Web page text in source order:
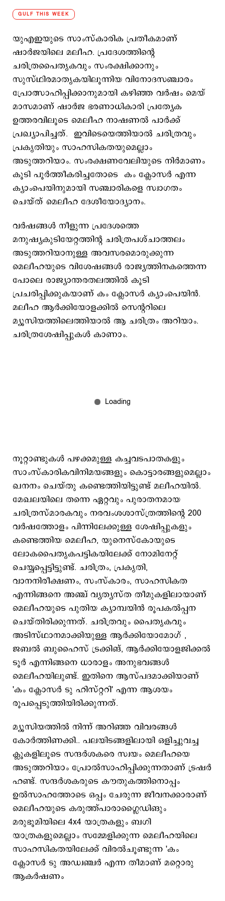
GULF THIS WEEK
യുഎഇയുടെ സാംസ്കാരിക പ്രതീകമാണ്
ഷാർജയിലെ മലീഹ. പ്രദേശത്തിന്റെ
ചരിത്രപൈതൃകവും സംരക്ഷിക്കാനും
സുസ്ഥിരമാതൃകയിലൂന്നിയ വിനോദസഞ്ചാരം
പ്രോത്സാഹിപ്പിക്കാനുമായി കഴിഞ്ഞ വർഷം മെയ്
മാസമാണ് ഷാർജ ഭരണാധികാരി പ്രത്യേക
ഉത്തരവിലൂടെ മെലീഹ നാഷണൽ പാർക്ക്
പ്രഖ്യാപിച്ചത്. ഇവിടെയെത്തിയാൽ ചരിത്രവും
പ്രകൃതിയും സാഹസികതയുമെല്ലാം
അടുത്തറിയാം. സംരക്ഷണവേലിയുടെ നിർമാണം
കൂടി പൂർത്തീകരിച്ചതോടെ കം ക്ലോസർ എന്ന
ക്യാംപെയിനുമായി സഞ്ചാരികളെ സ്വാഗതം
ചെയ്ത് മെലീഹ ദേശീയോദ്യാനം.
വർഷങ്ങൾ നീളുന്ന പ്രദേശത്തെ
മനുഷ്യകുടിയേറ്റത്തിന്റ ചരിത്രപശ്ചാത്തലം
അടുത്തറിയാനുള്ള അവസരമൊരുക്കുന്ന
മെലീഹയുടെ വിശേഷങ്ങൾ രാജ്യത്തിനകത്തെന്ന
പോലെ രാജ്യാന്തരതലത്തിൽ കൂടി
പ്രചരിപ്പിക്കുകയാണ് കം ക്ലോസർ ക്യാംപെയിൻ.
മലീഹ ആർക്കിയോളക്കിൽ സെന്ററിലെ
മ്യൂസിയത്തിലെത്തിയാൽ ആ ചരിത്രം അറിയാം.
ചരിത്രശേഷിപ്പുകൾ കാണാം.
നൂറ്റാണ്ടുകൾ പഴക്കമുള്ള കച്ചവടപാതകളും
സാംസ്കാരികവിനിമയങ്ങളും കൊട്ടാരങ്ങളുമെല്ലാം
ഖനനം ചെയ്തു കണ്ടെത്തിയിട്ടുണ്ട് മലീഹയിൽ.
മേഖലയിലെ തന്നെ ഏറ്റവും പുരാതനമായ
ചരിത്രസ്മാരകവും നരവംശശാസ്ത്രത്തിന്റെ 200
വർഷത്തോളം പിന്നിലേക്കുള്ള ശേഷിപ്പുകളും
കണ്ടെത്തിയ മെലീഹ, യുനെസ്കോയുടെ
ലോകപൈതൃകപട്ടികയിലേക്ക് നോമിനേറ്റ്
ചെയ്യപ്പെട്ടിട്ടുണ്ട്. ചരിത്രം, പ്രകൃതി,
വാനനിരീക്ഷണം, സംസ്കാരം, സാഹസികത
എന്നിങ്ങനെ അഞ്ച് വ്യത്യസ്ത തീമുകളിലായാണ്
മെലീഹയുടെ പുതിയ ക്യാമ്പയിൻ രൂപകൽപ്പന
ചെയ്തിരിക്കുന്നത്. ചരിത്രവും പൈതൃകവും
അടിസ്ഥാനമാക്കിയുള്ള ആർക്കിയോമോഗ് ,
ജബൽ ബുഹൈസ് ട്രക്കിങ്, ആർക്കിയോളജിക്കൽ
ടൂർ എന്നിങ്ങനെ ധാരാളം അനുഭവങ്ങൾ
മെലീഹയിലുണ്ട്. ഇതിനെ ആസ്പദമാക്കിയാണ്
'കം ക്ലോസർ ടു ഹിസ്റ്ററി' എന്ന ആശയം
രൂപപ്പെടുത്തിയിരിക്കുന്നത്.
മ്യൂസിയത്തിൽ നിന്ന് അറിഞ്ഞ വിവരങ്ങൾ
കോർത്തിണക്കി.. പലയിടങ്ങളിലായി ഒളിച്ചുവച്ച
ക്ലൂകളിലൂടെ സന്ദർശകരെ സ്വയം മെലീഹയെ
അടുത്തറിയാം പ്രോൽസാഹിപ്പിക്കുന്നതാണ് ട്രഷർ
ഹണ്ട്. സന്ദർശകരുടെ കൗതുകത്തിനൊപ്പം
ഉൽസാഹത്തോടെ ഒപ്പം ചേരുന്ന ജീവനക്കാരാണ്
മെലീഹയുടെ കരുത്ത്പാരാഗ്ലൈഡിങും
മരുഭൂമിയിലെ 4x4 യാത്രകളും ബഗി
യാത്രകളുമെല്ലാം സമ്മേളിക്കുന്ന മെലീഹയിലെ
സാഹസികതയിലേക്ക് വിരൽചൂണ്ടുന്ന 'കം
ക്ലോസർ ടു അഡ്വഞ്ചർ എന്ന തീമാണ് മറ്റൊരു
ആകർഷണം